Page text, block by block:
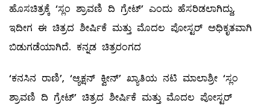
ಹೊಸಚಿತ್ರಕ್ಕೆ ‘ಸ್ಲಂ ಶ್ರಾವಣಿ ದಿ ಗ್ರೇಟ್’ ಎಂದು ಹೆಸರಿಡಲಾಗಿದ್ದು,
ಇದೀಗ ಈ ಚಿತ್ರದ ಶೀರ್ಷಿಕೆ ಮತ್ತು ಮೊದಲ ಪೋಸ್ಟರ್ ಅಧಿಕೃತವಾಗಿ
ಬಿಡುಗಡೆಯಾಗಿದೆ. ಕನ್ನಡ ಚಿತ್ರರಂಗದ
‘ಕನಸಿನ ರಾಣಿ’, ‘ಆ್ಯಕ್ಷನ್ ಕ್ವೀನ್’ ಖ್ಯಾತಿಯ ನಟಿ ಮಾಲಾಶ್ರೀ ‘ಸ್ಲಂ
ಶ್ರಾವಣಿ ದಿ ಗ್ರೇಟ್’ ಚಿತ್ರದ ಶೀರ್ಷಿಕೆ ಮತ್ತು ಮೊದಲ ಪೋಸ್ಟರ್